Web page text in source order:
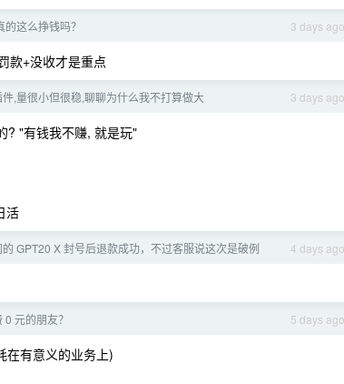
3 days ago
这么挣钱吗？
款+没收才是重点
3 days ago
,量很小但很稳,聊聊为什么我不打算做大
? "有钱我不赚, 就是玩"
活
4 days ago
GPT20 X 封号后退款成功，不过客服说这次是破例
5 days ago
元的朋友？
在有意义的业务上)